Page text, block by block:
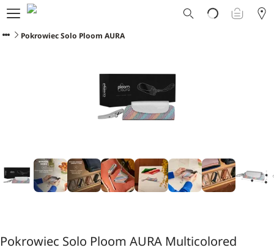
Dlaczego Ploom?
SklepPokrowiec Solo Ploom AURA
Pokrowiec Solo Ploom AURA Multicolored